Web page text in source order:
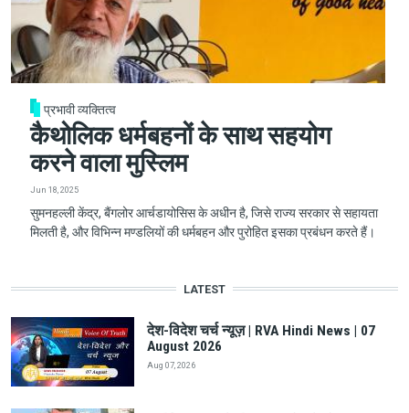
प्रभावी व्यक्तित्व
कैथोलिक धर्मबहनों के साथ सहयोग
करने वाला मुस्लिम
Jun 18, 2025
सुमनहल्ली केंद्र, बैंगलोर आर्चडायोसिस के अधीन है, जिसे राज्य सरकार से सहायता
मिलती है, और विभिन्न मण्डलियों की धर्मबहन और पुरोहित इसका प्रबंधन करते हैं।
LATEST
देश-विदेश चर्च न्यूज़ | RVA Hindi News | 07
August 2026
Aug 07, 2026